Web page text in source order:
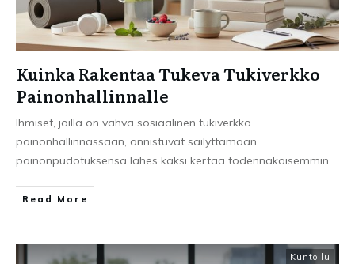
Kuinka Rakentaa Tukeva Tukiverkko
Painonhallinnalle
Ihmiset, joilla on vahva sosiaalinen tukiverkko
painonhallinnassaan, onnistuvat säilyttämään
painonpudotuksensa lähes kaksi kertaa todennäköisemmin ...
Read More
Kuntoilu